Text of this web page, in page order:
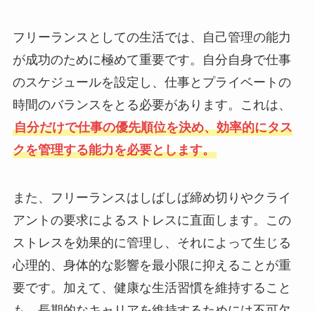
フリーランスとしての生活では、自己管理の能力
が成功のために極めて重要です。自分自身で仕事
のスケジュールを設定し、仕事とプライベートの
時間のバランスをとる必要があります。これは、
自分だけで仕事の優先順位を決め、効率的にタス
クを管理する能力を必要とします。
また、フリーランスはしばしば締め切りやクライ
アントの要求によるストレスに直面します。この
ストレスを効果的に管理し、それによって生じる
心理的、身体的な影響を最小限に抑えることが重
要です。加えて、健康な生活習慣を維持すること